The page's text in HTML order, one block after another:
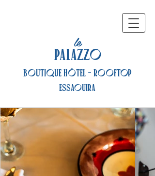
le
PALAZZO
BOUTIQUE HÔTEL - ROOFTOP
Essaouira